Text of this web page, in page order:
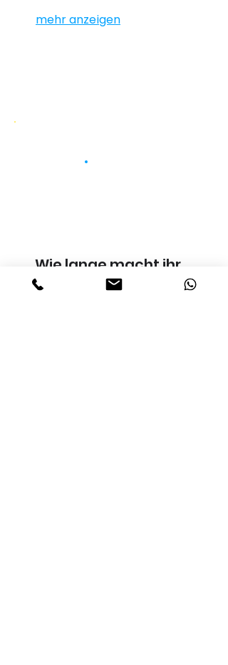
mehr anzeigen
Wie lange macht ihr
diese Tour schon?